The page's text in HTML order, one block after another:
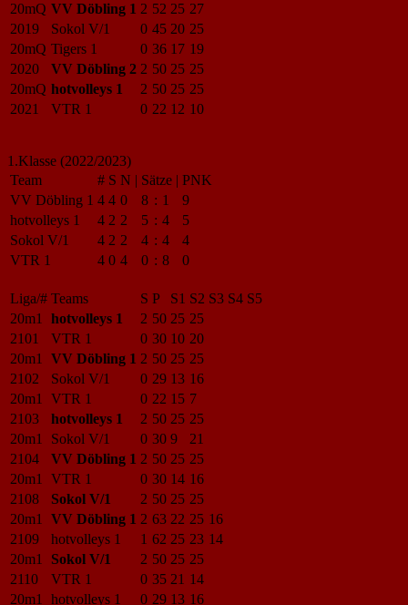
20mQ VV Döbling 1 2 52 25 27
2019
Sokol V/1 0 45 20 25
20mQ Tigers 1 0 36 17 19
2020
VV Döbling 2 2 50 25 25
20mQ hotvolleys 1 2 50 25 25
2021
VTR 1 0 22 12 10
1.Klasse (2022/2023)
Team
# S N | Sätze | PNK
VV Döbling 1 4 4 0 8 : 1
9
hotvolleys 1
4 2 2 5 : 4
5
Sokol V/1
4 2 2 4 : 4
4
VTR 1
4 0 4 0 : 8 0
Liga/# Teams S P S1 S2 S3 S4 S5
20m1
hotvolleys 1 2 50 25 25
2101
VTR 1 0 30 10 20
20m1
VV Döbling 1 2 50 25 25
2102
Sokol V/1 0 29 13 16
20m1
VTR 1 0 22 15 7
2103
hotvolleys 1 2 50 25 25
20m1
Sokol V/1 0 30 9
21
2104
VV Döbling 1 2 50 25 25
20m1
VTR 1 0 30 14 16
2108
Sokol V/1 2 50 25 25
20m1
VV Döbling 1 2 63 22 25 16
2109
hotvolleys 1 1 62 25 23 14
20m1
Sokol V/1 2 50 25 25
2110
VTR 1 0 35 21 14
20m1
hotvolleys 1 0 29 13 16